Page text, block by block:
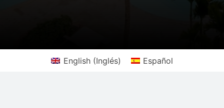
English(Inglés) Español